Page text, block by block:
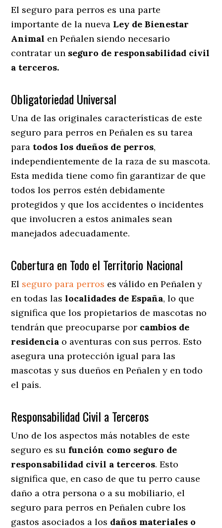
El seguro para perros es una parte
importante de la nueva Ley de Bienestar
Animal en Peñalen siendo necesario
contratar un seguro de responsabilidad civil
a terceros.
Obligatoriedad Universal
Una de las originales características de este
seguro para perros en Peñalen es su tarea
para todos los dueños de perros,
independientemente de la raza de su mascota.
Esta medida tiene como fin garantizar de que
todos los perros estén debidamente
protegidos y que los accidentes o incidentes
que involucren a estos animales sean
manejados adecuadamente.
Cobertura en Todo el Territorio Nacional
El seguro para perros es válido en Peñalen y
en todas laslocalidades de España, lo que
significa que los propietarios de mascotas no
tendrán que preocuparse por cambios de
residencia o aventuras con sus perros. Esto
asegura una protección igual para las
mascotas y sus dueños en Peñalen y en todo
el país.
Responsabilidad Civil a Terceros
Uno de los aspectos más notables de este
seguro es su función como seguro de
responsabilidad civil a terceros. Esto
significa que, en caso de que tu perro cause
daño a otra persona o a su mobiliario, el
seguro para perros en Peñalen cubre los
gastos asociados a los daños materiales o